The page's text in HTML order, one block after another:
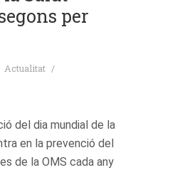
per
Actualitat
del dia mundial de la
en la prevenció del
de la OMS cada any